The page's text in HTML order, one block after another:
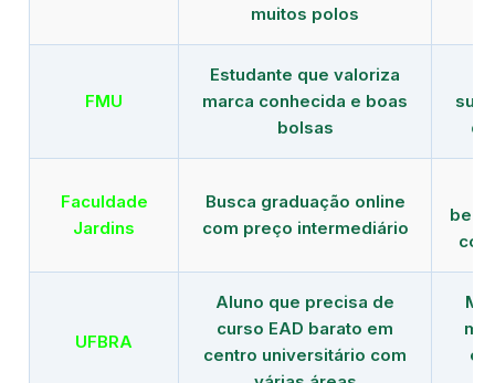
muitos polos
FMU
Estudante que valoriza
marca conhecida e boas
bolsas
Faculdade
Jardins
Busca graduação online
com preço intermediário
UFBRA
Aluno que precisa de
curso EAD barato em
centro universitário com